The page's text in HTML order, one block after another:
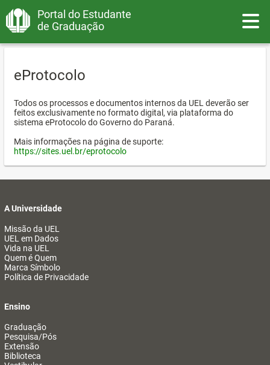
Portal do Estudante
de Graduação
eProtocolo
Todos os processos e documentos internos da UEL deverão ser
feitos exclusivamente no formato digital, via plataforma do
sistema eProtocolo do Governo do Paraná.
Mais informações na página de suporte:
https://sites.uel.br/eprotocolo
A Universidade
Missão da UEL
UEL em Dados
Vida na UEL
Quem é Quem
Marca Símbolo
Política de Privacidade
Ensino
Graduação
Pesquisa/Pós
Extensão
Biblioteca